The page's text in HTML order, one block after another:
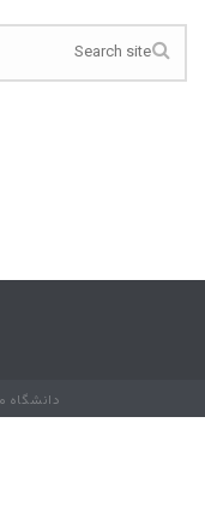
دانشگاه